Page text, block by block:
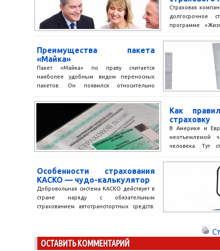
Страховая
долгосрочное
программе
факторов, среди...
Преимущества пакета
«Майка»
Пакет «Майка» по праву считается
наиболее удобным видом переносных
пакетов. Он появился относительно
популярность у...
Как
страховку
В Америке и
неотъемлемой
человека. Тут
путешествия....
Особенности страхования
КАСКО — чудо-калькулятор
Добровольная система КАСКО действует в
стране наряду с обязательным
страхованием автотранспортных средств.
ОСТАВИТЬ КОММЕНТАРИЙ